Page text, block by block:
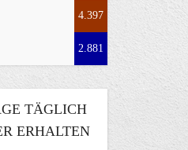
4.397
2.881
TÄGLICH
ERHALTEN